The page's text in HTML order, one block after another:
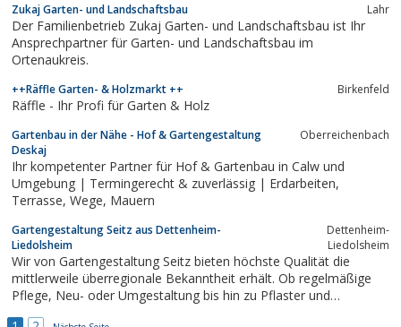
Zukaj Garten- und Landschaftsbau Lahr
Der Familienbetrieb Zukaj Garten- und Landschaftsbau ist Ihr
Ansprechpartner für Garten- und Landschaftsbau im
Ortenaukreis.
++Räffle Garten- & Holzmarkt ++ Birkenfeld
Räffle - Ihr Profi für Garten & Holz
Gartenbau in der Nähe - Hof & Gartengestaltung
Deskaj
Oberreichenbach
Ihr kompetenter Partner für Hof & Gartenbau in Calw und
Umgebung | Termingerecht & zuverlässig | Erdarbeiten,
Terrasse, Wege, Mauern
Gartengestaltung Seitz aus Dettenheim-
Liedolsheim
Dettenheim-
Liedolsheim
Wir von Gartengestaltung Seitz bieten höchste Qualität die
mittlerweile überregionale Bekanntheit erhält. Ob regelmäßige
Pflege, Neu- oder Umgestaltung bis hin zu Pflaster und